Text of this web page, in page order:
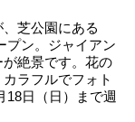
芝公園にある
プン。ジャイアン
が絶景です。花の
ラフルでフォト
18日（日）まで週